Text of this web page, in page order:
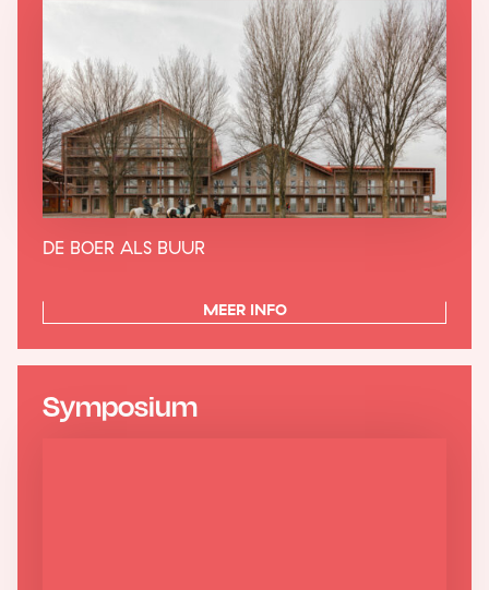
DE BOER ALS BUUR
MEER INFO
Symposium